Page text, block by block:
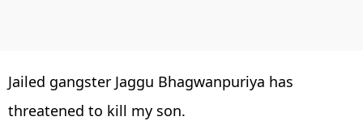
Jailed gangster Jaggu Bhagwanpuriya has
threatened to kill my son.